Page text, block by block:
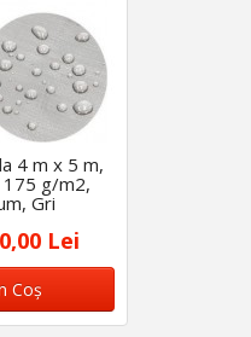
4 m x 5 m,
g/m2,
Gri
Lei
Coş